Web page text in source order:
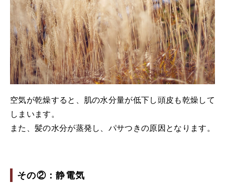
空気が乾燥すると、肌の水分量が低下し頭皮も乾燥して
しまいます。
また、髪の水分が蒸発し、パサつきの原因となります。
その②：静電気